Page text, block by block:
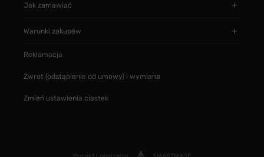
Jak zamawiać
Warunki zakupów
Reklamacja
Zwrot (odstąpienie od umowy) i wymiana
Zmień ustawienia ciastek